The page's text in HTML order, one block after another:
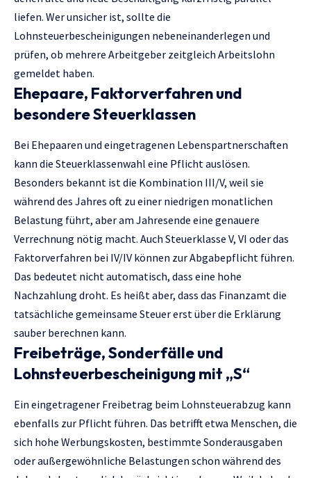
liefen. Wer unsicher ist, sollte die
Lohnsteuerbescheinigungen nebeneinanderlegen und
prüfen, ob mehrere Arbeitgeber zeitgleich Arbeitslohn
gemeldet haben.
Ehepaare, Faktorverfahren und
besondere Steuerklassen
Bei Ehepaaren und eingetragenen Lebenspartnerschaften
kann die Steuerklassenwahl eine Pflicht auslösen.
Besonders bekannt ist die Kombination III/V, weil sie
während des Jahres oft zu einer niedrigen monatlichen
Belastung führt, aber am Jahresende eine genauere
Verrechnung nötig macht. Auch Steuerklasse V, VI oder das
Faktorverfahren bei IV/IV können zur Abgabepflicht führen.
Das bedeutet nicht automatisch, dass eine hohe
Nachzahlung droht. Es heißt aber, dass das Finanzamt die
tatsächliche gemeinsame Steuer erst über die Erklärung
sauber berechnen kann.
Freibeträge, Sonderfälle und
Lohnsteuerbescheinigung mit „S“
Ein eingetragener Freibetrag beim Lohnsteuerabzug kann
ebenfalls zur Pflicht führen. Das betrifft etwa Menschen, die
sich hohe Werbungskosten, bestimmte Sonderausgaben
oder außergewöhnliche Belastungen schon während des